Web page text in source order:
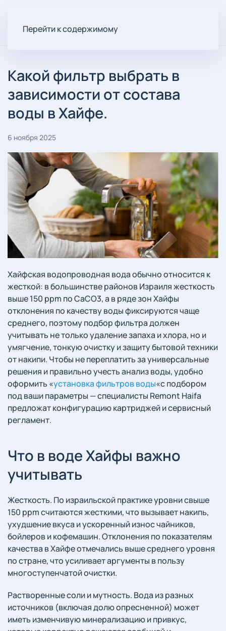
Перейти к содержимому
Какой фильтр выбрать в
зависимости от состава
воды в Хайфе.
6 ноября 2025
Хайфская водопроводная вода обычно относится к
жесткой: в большинстве районов Израиля жесткость
выше 150 ppm по CaCO3, а в ряде зон Хайфы
отклонения по качеству воды фиксируются чаще
среднего, поэтому подбор фильтра должен
учитывать не только удаление запаха и хлора, но и
умягчение, тонкую очистку и защиту бытовой техники
от накипи. Чтобы не переплатить за универсальные
решения и правильно учесть анализ воды, удобно
оформить «установка фильтров воды«с подбором
под ваши параметры — специалисты Remont Haifa
предложат конфигурацию картриджей и сервисный
регламент.
Что в воде Хайфы важно
учитывать
Жесткость. По израильской практике уровни свыше
150 ppm считаются жесткими, что вызывает накипь,
ухудшение вкуса и ускоренный износ чайников,
бойлеров и кофемашин. Отклонения по показателям
качества в Хайфе отмечались выше среднего уровня
по стране, что усиливает аргументы в пользу
многоступенчатой очистки.
Растворенные соли и мутность. Вода из разных
источников (включая долю опресненной) может
иметь изменчивую минерализацию и привкус,